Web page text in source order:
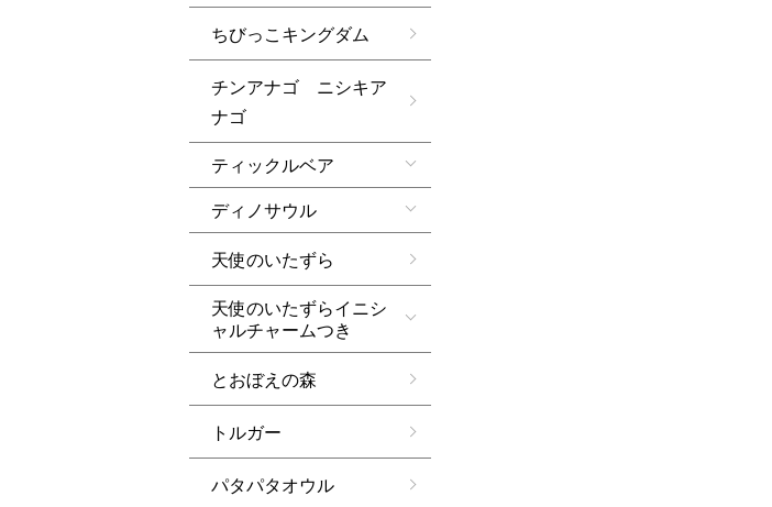
ちびっこキングダム
チンアナゴ ニシキア
ナゴ
ティックルベア
ディノサウル
天使のいたずら
天使のいたずらイニシ
ャルチャームつき
とおぼえの森
トルガー
パタパタオウル